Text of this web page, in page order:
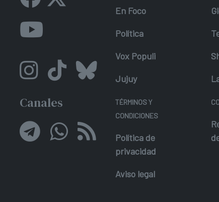
Canales
En Foco
Política
Vox Populi
Jujuy
TÉRMINOS Y
CONDICIONES
Política de
privacidad
Aviso legal